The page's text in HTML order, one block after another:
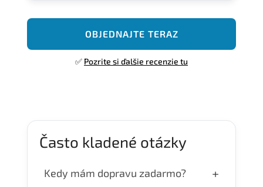
OBJEDNAJTE TERAZ
✅ Pozrite si ďalšie recenzie tu
Často kladené otázky
Kedy mám dopravu zadarmo? +